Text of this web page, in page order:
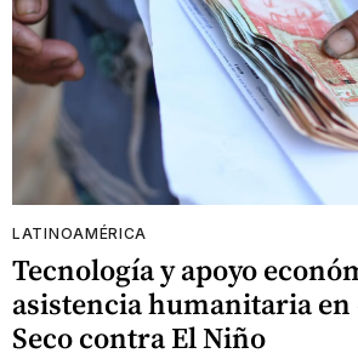
LATINOAMÉRICA
Tecnología y apoyo
asistencia humanitaria
Seco contra El Niño